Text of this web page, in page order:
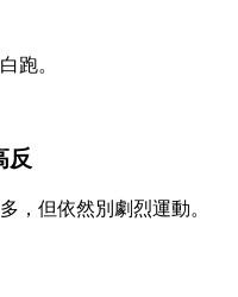
跑。
反
，但依然別劇烈運動。